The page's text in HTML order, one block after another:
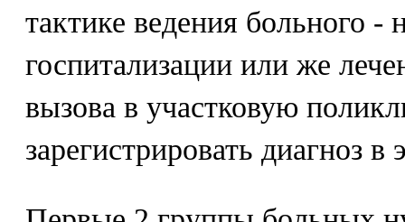
тактике ведения больного -
госпитализации или же
вызова в участковую
зарегистрировать диагноз